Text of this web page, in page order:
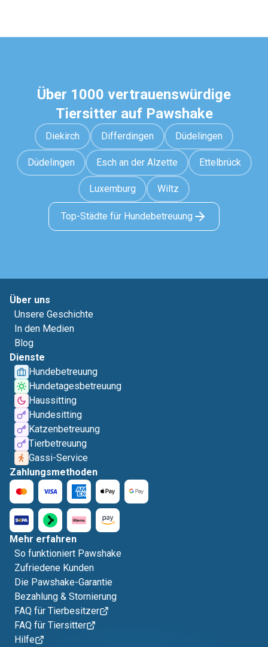
Über 1000 vertrauenswürdige
Tiersitter auf Pawshake
Diekirch Differdingen Düdelingen
Düdelingen Esch an der Alzette Ettelbrück
Luxemburg Wiltz
Top-Städte für Hundebetreuung
Über uns
Unsere Geschichte
In den Medien
Blog
Dienste
Hundebetreuung
Hundetagesbetreuung
Haussitting
Hundesitting
Katzenbetreuung
Tierbetreuung
Gassi-Service
Zahlungsmethoden
Mehr erfahren
So funktioniert Pawshake
Zufriedene Kunden
Die Pawshake-Garantie
Bezahlung & Stornierung
FAQ für Tierbesitzer
FAQ für Tiersitter
Hilfe